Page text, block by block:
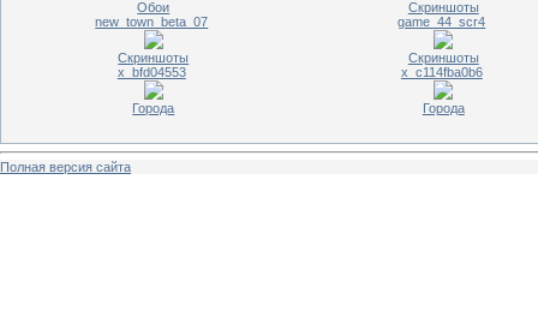
Обои
Скриншоты
new_town_beta_07
Скриншоты
game_44_scr4
Скриншоты
x_bfd04553
Города
x_c114fba0b6
Города
Полная версия сайта